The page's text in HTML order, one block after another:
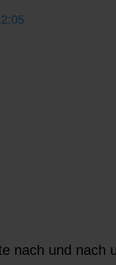
nach und